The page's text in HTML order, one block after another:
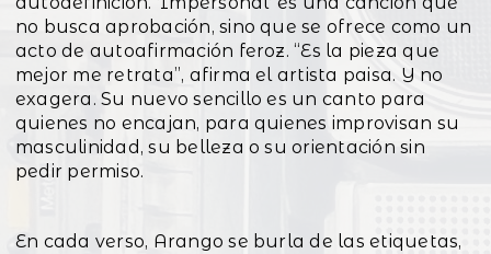
no busca aprobación, sino que se ofrece como un
acto de autoafirmación feroz. “Es la pieza que
mejor me retrata”, afirma el artista paisa. Y no
exagera. Su nuevo sencillo es un canto para
quienes no encajan, para quienes improvisan su
masculinidad, su belleza o su orientación sin
pedir permiso.
En cada verso, Arango se burla de las etiquetas,